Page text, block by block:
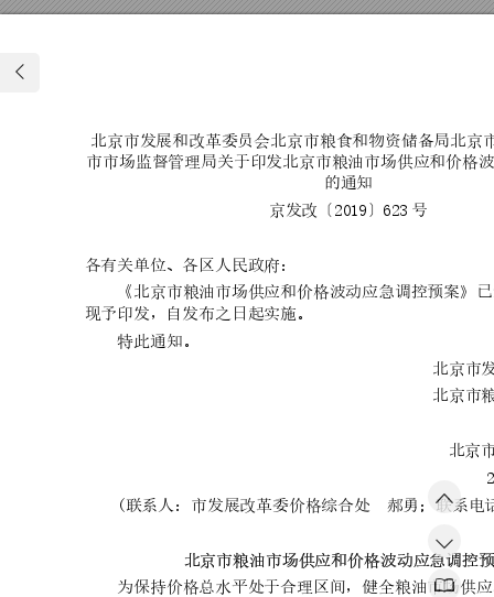
北京市发展和改革委员会北京市粮食和物资储备局北京
市市场监督管理局关于印发北京市粮油市场供应和价格
的通知
京发改〔2019 〕623 号
各有关单位、各区人民政府：
《北京市粮油市场供应和价格波动应急调控预案》已
现予印发，
自发布之日起实施。
特此通知。
北京市
北京市
北京
(联系人：市发展改革委价格综合处 郝勇；联系电
北京市粮油市场供应和价格波动应急调控
为保持价格总水平处于合理区间，健全粮油市场供应